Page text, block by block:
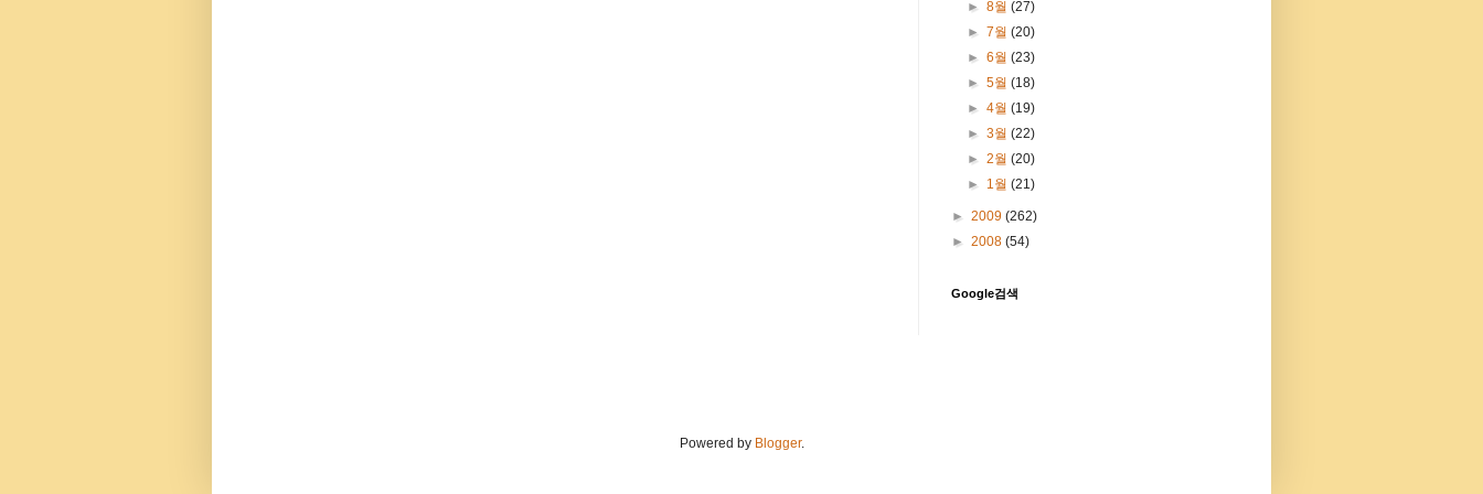
►8월(27)
►7월(20)
►6월(23)
►5월(18)
►4월(19)
►3월(22)
►2월(20)
► 1월(21)
► 2009 (262)
► 2008 (54)
Google검색
Powered by Blogger.